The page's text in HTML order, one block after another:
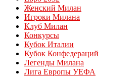
Женский Милан
Игроки Милана
Клуб Милан
Конкурсы
Кубок Италии
Кубок Конфедераций
Легенды Милана
Лига Европы УЕФА